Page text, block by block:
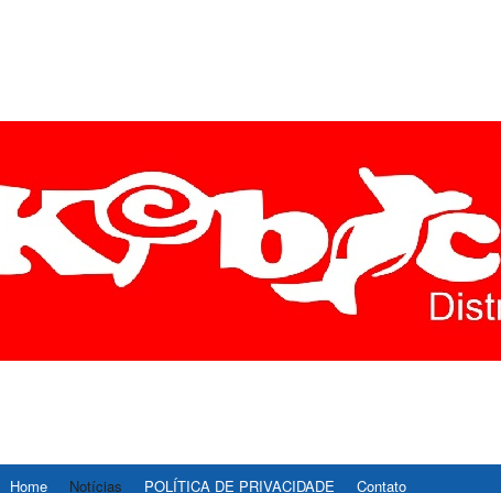
– REDE37
Home Notícias POLÍTICA DE PRIVACIDADE Contato